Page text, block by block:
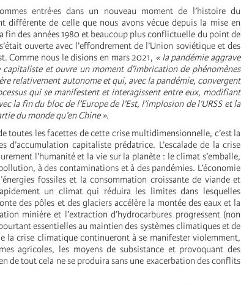
entré·es dans un nouveau moment de l’histoire du
différente de celle que nous avons vécue depuis la mise en
fin des années 1980 et beaucoup plus conflictuelle du point de
ouverte avec l’effondrement de l’Union soviétique et des
Comme nous le disions en mars 2021, « la pandémie aggrave
et ouvre un moment d’imbrication de phénomènes
relativement autonome et qui, avec la pandémie, convergent
qui se manifestent et interagissent entre eux, modifiant
la fin du bloc de l’Europe de l’Est, l’implosion de l’URSS et la
du monde qu’en Chine ».
toutes les facettes de cette crise multidimensionnelle, c’est la
d’accumulation capitaliste prédatrice. L’escalade de la crise
l’humanité et la vie sur la planète : le climat s’emballe,
à des contaminations et à des pandémies. L’économie
fossiles et la consommation croissante de viande et
un climat qui réduira les limites dans lesquelles
des pôles et des glaciers accélère la montée des eaux et la
minière et l’extraction d’hydrocarbures progressent (non
essentielles au maintien des systèmes climatiques et de
la crise climatique continueront à se manifester violemment,
agricoles, les moyens de subsistance et provoquant des
de tout cela ne se produira sans une exacerbation des conflits